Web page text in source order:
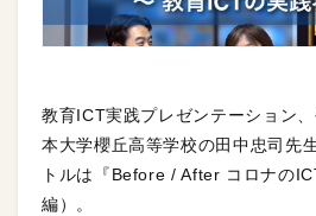
教育ICT実践プレゼンテーション
本大学櫻丘高等学校の田中忠司先
トルは『Before / After コロナの
編）。